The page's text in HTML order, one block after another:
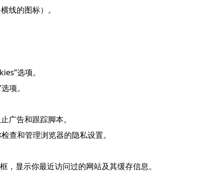
线的图标）。
选项。
项。
广告和跟踪脚本。
查和管理浏览器的隐私设置。
显示你最近访问过的网站及其缓存信息。